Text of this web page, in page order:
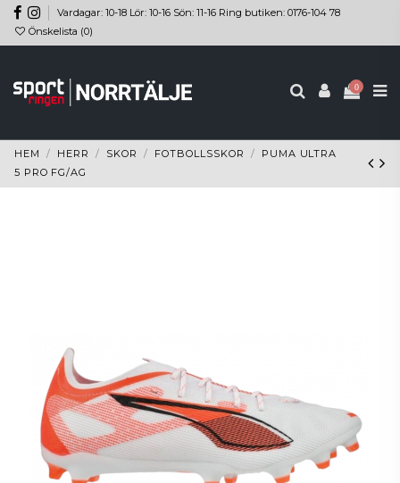
Vardagar: 10-18 Lör: 10-16 Sön: 11-16 Ring butiken: 0176-104 78
Önskelista (0)
0
HEM HERR SKOR FOTBOLLSSKOR
PUMA ULTRA
5 PRO FG/AG